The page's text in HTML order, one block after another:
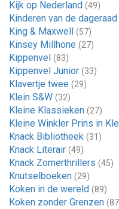
Kijk op Nederland (49)
Kinderen van de dageraad
King & Maxwell (57)
Kinsey Millhone (27)
Kippenvel (83)
Kippenvel Junior (33)
Klavertje twee (29)
Klein S&W (32)
Kleine Klassieken (27)
Kleine Winkler Prins in
Knack Bibliotheek (31)
Knack Literair (49)
Knack Zomerthrillers (45)
Knutselboeken (29)
Koken in de wereld (89)
Koken zonder Grenzen